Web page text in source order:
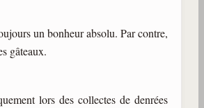
un bonheur absolu. Par contre,
gâteaux.
lors des collectes de denrées